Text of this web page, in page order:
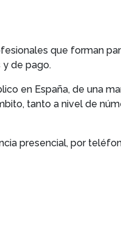
que forman
y de pago.
en España, de una
tanto a nivel de
presencial, por